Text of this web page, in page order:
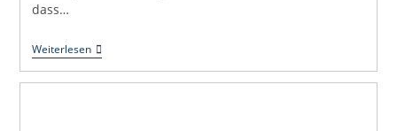
dass…
WeiterlesenUwe
Nestlen